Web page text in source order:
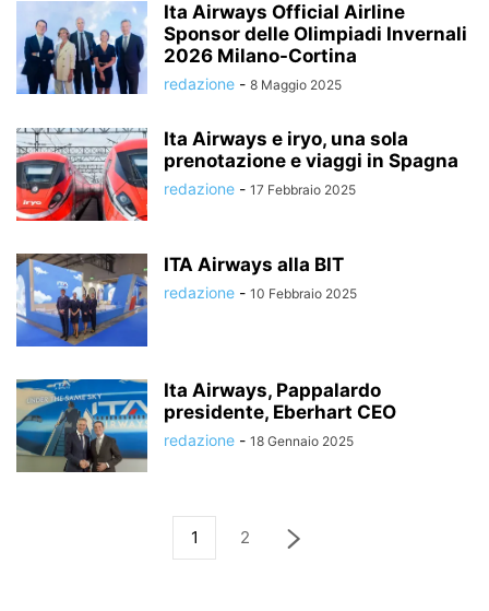
Ita Airways Official Airline
Sponsor delle Olimpiadi Invernali
2026 Milano-Cortina
redazione - 8 Maggio 2025
Ita Airways e iryo, una sola
prenotazione e viaggi in Spagna
redazione - 17 Febbraio 2025
ITA Airways alla BIT
redazione - 10 Febbraio 2025
Ita Airways, Pappalardo
presidente, Eberhart CEO
redazione - 18 Gennaio 2025
1 2